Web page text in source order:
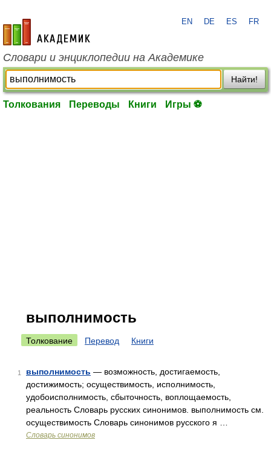
academic.ru
EN DE ES FR
Словари и энциклопедии на Академике
Найти!
Толкования Переводы Книги Игры ⚽
выполнимость
Толкование Перевод Книги
1 выполнимость — возможность, достигаемость,
достижимость; осуществимость, исполнимость,
удобоисполнимость, сбыточность, воплощаемость,
реальность Словарь русских синонимов. выполнимость см.
осуществимость Словарь синонимов русского я …
Словарь синонимов